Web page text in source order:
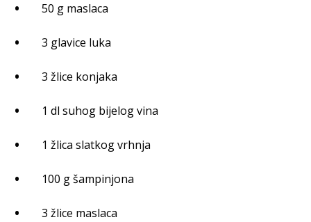
50 g maslaca
3 glavice luka
3 žlice konjaka
1 dl suhog bijelog vina
1 žlica slatkog vrhnja
100 g šampinjona
3 žlice maslaca